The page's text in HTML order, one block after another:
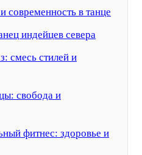
в танце
индейцев севера
смесь стилей и
свобода и
фитнес: здоровье и